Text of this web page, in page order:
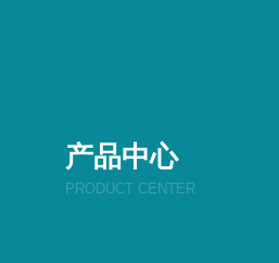
产品中心
PRODUCT CENTER